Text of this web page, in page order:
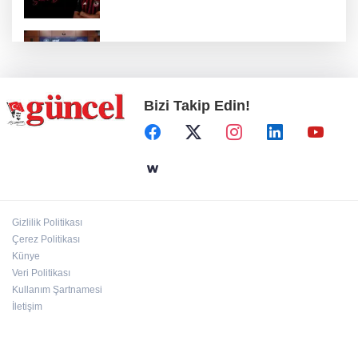
Define avcıları yakalandı
Emre Bildirici ve Emine Koruer’in mutlu
Bizi Takip Edin!
Gizlilik Politikası
Çerez Politikası
Künye
Veri Politikası
Kullanım Şartnamesi
İletişim